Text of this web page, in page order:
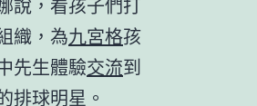
織，為九宮格孩
先生體驗交流到
排球明星。